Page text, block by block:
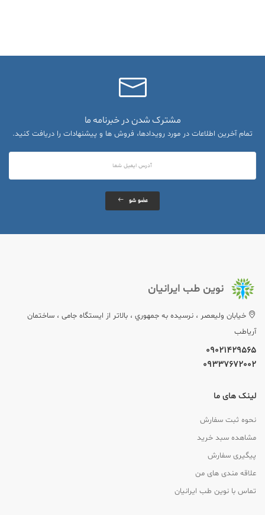
مشترک شدن در خبرنامه ما
تمام آخرین اطلاعات در مورد رویدادها، فروش ها و پیشنهادات را دریافت کنید.
عضو شو
نوین طب ایرانیان
خيابان وليعصر ، نرسيده به جمهوري ، بالاتر از ایستگاه جامی ، ساختمان
آریاطب
09021429565
09337672002
لینک های ما
نحوه ثبت سفارش
مشاهده سبد خرید
پیگیری سفارش
علاقه مندی های من
تماس با نوین طب ایرانیان